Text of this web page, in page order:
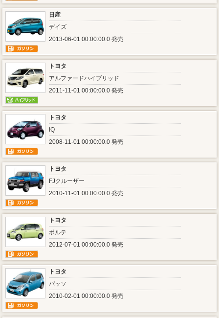
日産
デイズ
2013-06-01 00:00:00.0 発売
トヨタ
アルファードハイブリッド
2011-11-01 00:00:00.0 発売
トヨタ
iQ
2008-11-01 00:00:00.0 発売
トヨタ
FJクルーザー
2010-11-01 00:00:00.0 発売
トヨタ
ポルテ
2012-07-01 00:00:00.0 発売
トヨタ
パッソ
2010-02-01 00:00:00.0 発売